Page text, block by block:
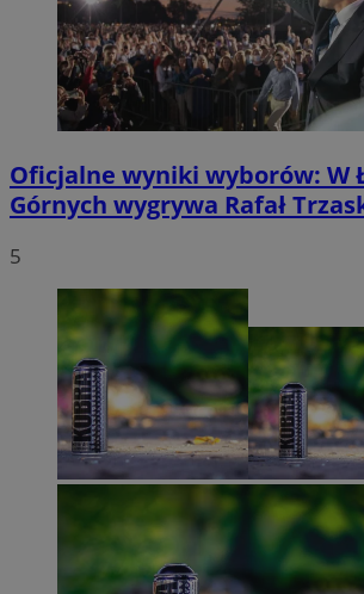
Oficjalne wyniki wyborów: W
Górnych wygrywa Rafał
5